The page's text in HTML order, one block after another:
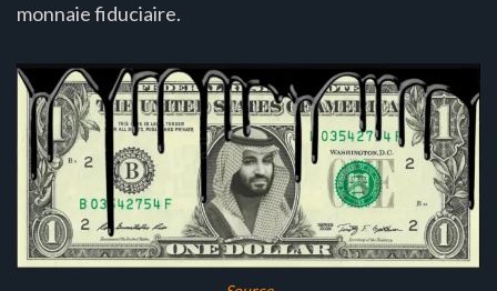
monnaie fiduciaire.